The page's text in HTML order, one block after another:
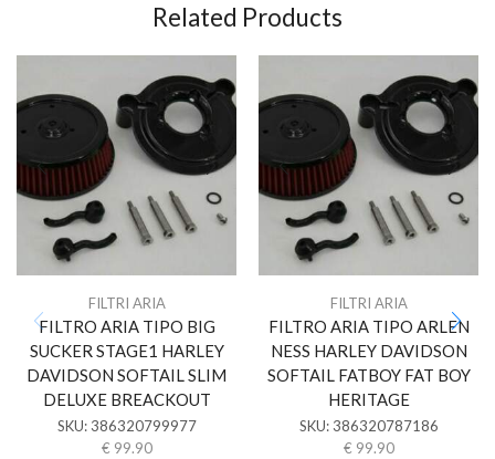
Related Products
FILTRI ARIA
FILTRO ARIA TIPO BIG
SUCKER STAGE1 HARLEY
DAVIDSON SOFTAIL SLIM
DELUXE BREACKOUT
SKU: 386320799977
€ 99.90
FILTRI ARIA
FILTRO ARIA TIPO ARLEN
NESS HARLEY DAVIDSON
SOFTAIL FATBOY FAT BOY
HERITAGE
SKU: 386320787186
€ 99.90